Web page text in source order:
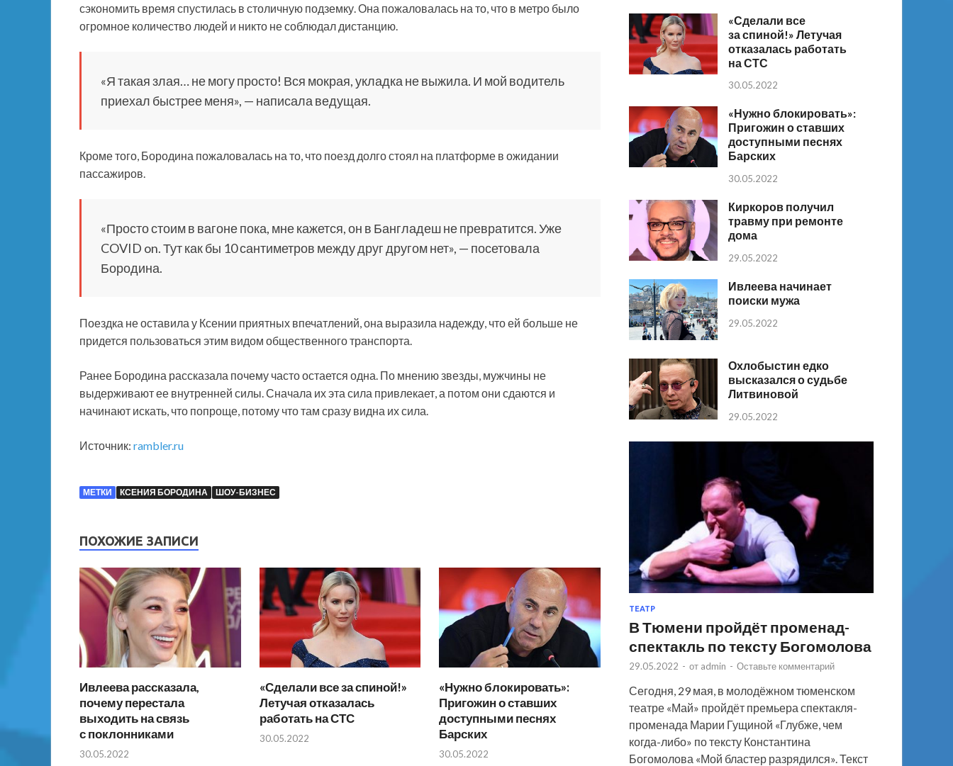
сэкономить время спустилась в столичную подземку. Она пожаловалась на то, что в метро было
огромное количество людей и никто не соблюдал дистанцию.
«Я такая злая… не могу просто! Вся мокрая, укладка не выжила. И мой водитель
приехал быстрее меня», — написала ведущая.
Кроме того, Бородина пожаловалась на то, что поезд долго стоял на платформе в ожидании
пассажиров.
«Просто стоим в вагоне пока, мне кажется, он в Бангладеш не превратится. Уже
COVID on. Тут как бы 10 сантиметров между друг другом нет», — посетовала
Бородина.
Поездка не оставила у Ксении приятных впечатлений, она выразила надежду, что ей больше не
придется пользоваться этим видом общественного транспорта.
Ранее Бородина рассказала почему часто остается одна. По мнению звезды, мужчины не
выдерживают ее внутренней силы. Сначала их эта сила привлекает, а потом они сдаются и
начинают искать, что попроще, потому что там сразу видна их сила.
Источник: rambler.ru
МЕТКИ КСЕНИЯ БОРОДИНА ШОУ-БИЗНЕС
ПОХОЖИЕ ЗАПИСИ
Ивлеева рассказала,
почему перестала
выходить на связь
с поклонниками
30.05.2022
«Сделали все за спиной!»
Летучая отказалась
работать на СТС
30.05.2022
«Нужно блокировать»:
Пригожин о ставших
доступными песнях
Барских
30.05.2022
«Сделали все
за спиной!» Летучая
отказалась работать
на СТС
30.05.2022
«Нужно блокировать»:
Пригожин о ставших
доступными песнях
Барских
30.05.2022
Киркоров получил
травму при ремонте
дома
29.05.2022
Ивлеева начинает
поиски мужа
29.05.2022
Охлобыстин едко
высказался о судьбе
Литвиновой
29.05.2022
ТЕАТР
В Тюмени пройдёт променад-
спектакль по тексту Богомолова
29.05.2022 - от admin - Оставьте комментарий
Сегодня, 29 мая, в молодёжном тюменском
театре «Май» пройдёт премьера спектакля-
променада Марии Гущиной «Глубже, чем
когда-либо» по тексту Константина
Богомолова «Мой бластер разрядился». Текст